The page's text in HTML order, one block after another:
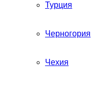
Турция
Черногория
Чехия